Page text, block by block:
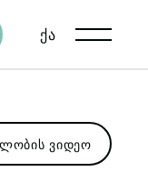
ქა En
ᲕᲘᲓᲔᲝ